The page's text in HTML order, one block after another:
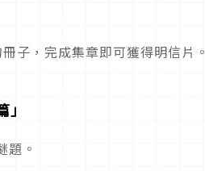
子，完成集章即可獲得明信片。
題。